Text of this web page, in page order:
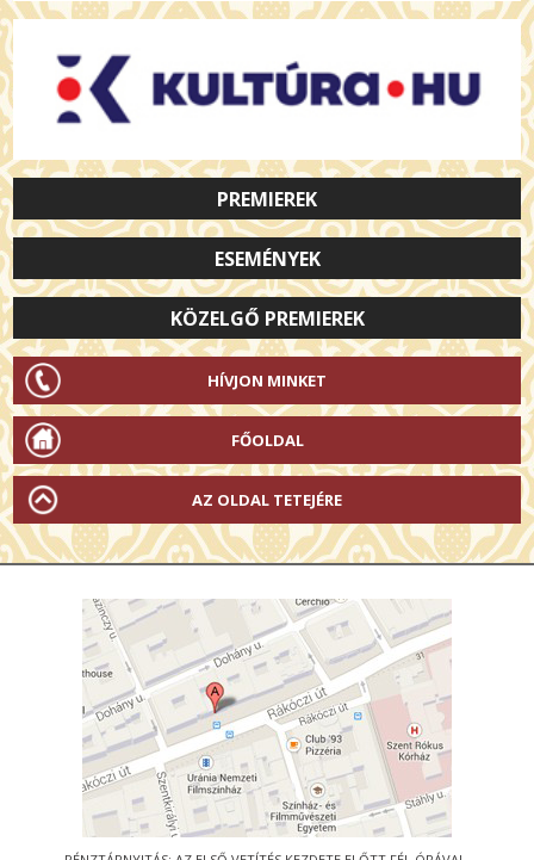
PREMIEREK
ESEMÉNYEK
KÖZELGŐ PREMIEREK
HÍVJON MINKET
FŐOLDAL
AZ OLDAL TETEJÉRE